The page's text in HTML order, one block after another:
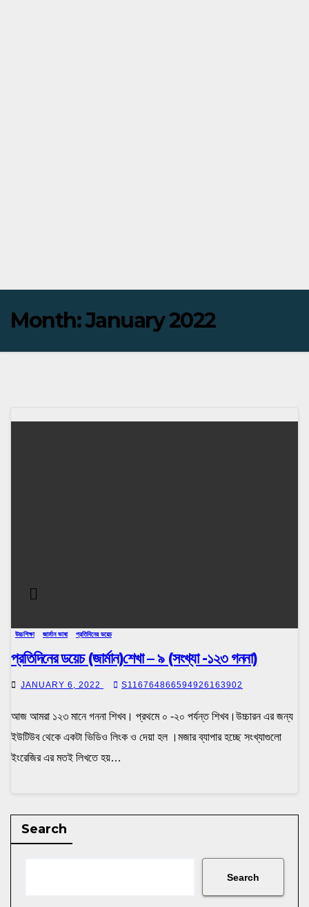
Month:January 2022
উচ্চশিক্ষা জার্মান ভাষা প্রতিদিনের ডয়েচ
প্রতিদিনের ডয়েচ (জার্মান)শেখা – ৯ (সংখ্যা -১২৩ গননা)
JANUARY 6, 2022 S116764866594926163902
আজ আমরা ১২৩ মানে গননা শিখব। প্রথমে ০ -২০ পর্যন্ত শিখব।উচ্চারন এর জন্য
ইউটিউব থেকে একটা ভিডিও লিংক ও দেয়া হল ।মজার ব্যাপার হচ্ছে সংখ্যাগুলো
ইংরেজির এর মতই লিখতে হয়…
Search
Search